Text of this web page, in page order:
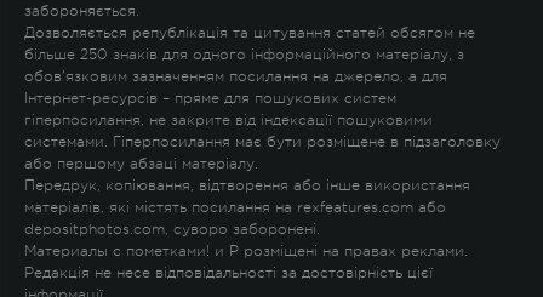
забороняється.
Дозволяється републікація та цитування статей обсягом не
більше 250 знаків для одного інформаційного матеріалу, з
обов'язковим зазначенням посилання на джерело, а для
Інтернет-ресурсів – пряме для пошукових систем
гіперпосилання, не закрите від індексації пошуковими
системами. Гіперпосилання має бути розміщене в підзаголовку
або першому абзаці матеріалу.
Передрук, копіювання, відтворення або інше використання
матеріалів, які містять посилання на rexfeatures.com або
depositphotos.com, суворо заборонені.
Материалы с пометками! и P розміщені на правах реклами.
Редакція не несе відповідальності за достовірність цієї